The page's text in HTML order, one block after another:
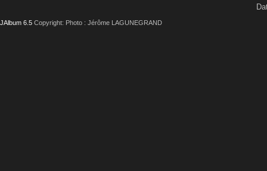
JAlbum 6.5 Copyright: Photo : Jérôme LAGUNEGRAND